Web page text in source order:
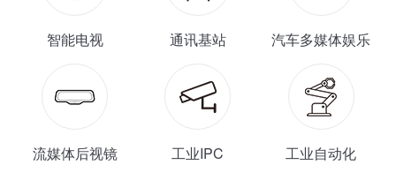
智能电视 通讯基站 汽车多媒体娱乐
流媒体后视镜 工业IPC 工业自动化